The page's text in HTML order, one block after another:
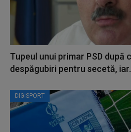
Tupeul unui primar PSD după
despăgubiri pentru secetă,
DIGISPORT